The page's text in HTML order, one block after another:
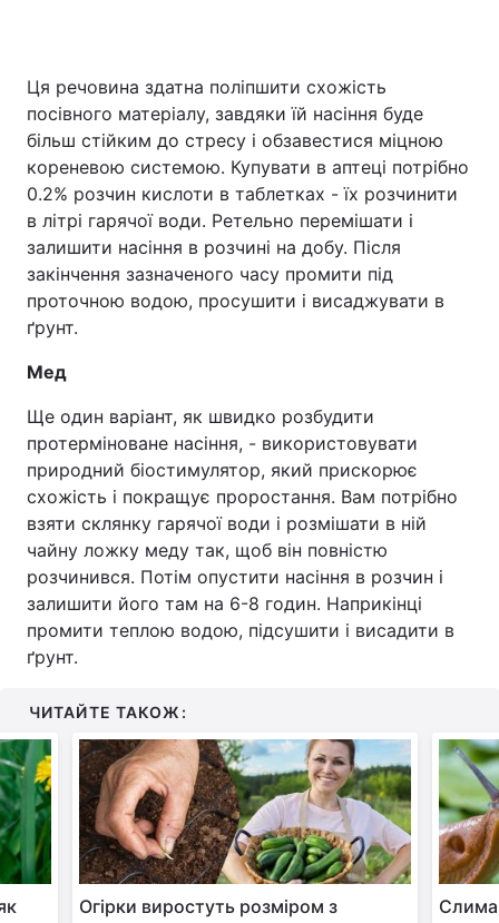
Ця речовина здатна поліпшити схожість
посівного матеріалу, завдяки їй насіння буде
більш стійким до стресу і обзавестися міцною
кореневою системою. Купувати в аптеці потрібно
0.2% розчин кислоти в таблетках - їх розчинити
в літрі гарячої води. Ретельно перемішати і
залишити насіння в розчині на добу. Після
закінчення зазначеного часу промити під
проточною водою, просушити і висаджувати в
ґрунт.
Мед
Ще один варіант, як швидко розбудити
протерміноване насіння, - використовувати
природний біостимулятор, який прискорює
схожість і покращує проростання. Вам потрібно
взяти склянку гарячої води і розмішати в ній
чайну ложку меду так, щоб він повністю
розчинився. Потім опустити насіння в розчин і
залишити його там на 6-8 годин. Наприкінці
промити теплою водою, підсушити і висадити в
ґрунт.
ЧИТАЙТЕ ТАКОЖ:
Огірки виростуть розміром з